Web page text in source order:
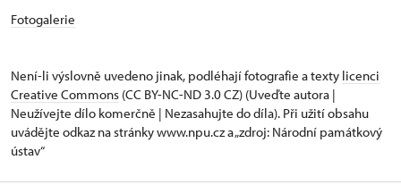
Fotogalerie
Není-li výslovně uvedeno jinak, podléhají fotografie a texty licenci
Creative Commons (CC BY-NC-ND 3.0 CZ) (Uveďte autora |
Neužívejte dílo komerčně | Nezasahujte do díla). Při užití obsahu
uvádějte odkaz na stránky www.npu.cz a „zdroj: Národní památkový
ústav“